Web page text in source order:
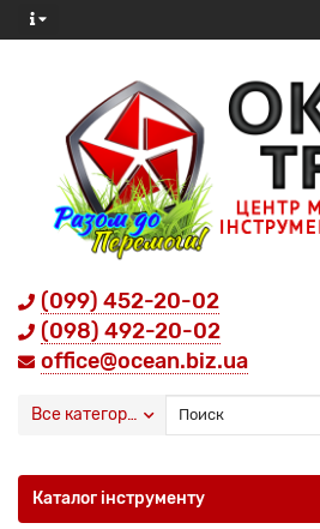
(099) 452-20-02
(098) 492-20-02
office@ocean.biz.ua
Все категории
Каталог інструменту